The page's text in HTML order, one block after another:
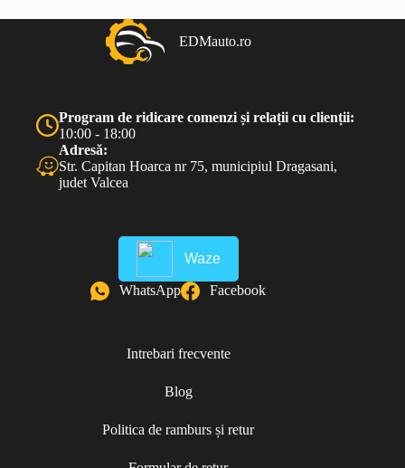
EDMauto.ro
Program de ridicare comenzi și relații cu clienții:
10:00 - 18:00
Adresă:
Str. Capitan Hoarca nr 75, municipiul Dragasani,
judet Valcea
Waze
WhatsApp Facebook
Intrebari frecvente
Blog
Politica de ramburs și retur